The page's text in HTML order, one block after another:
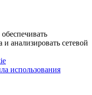
анализировать сетевой
использования